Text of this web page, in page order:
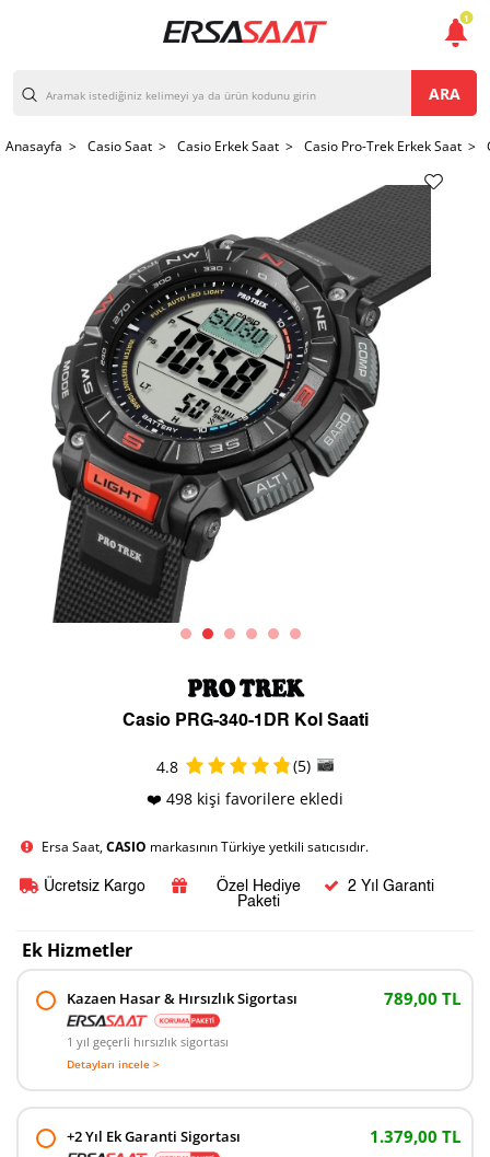
ARA
Anasayfa > Casio Saat > Casio Erkek Saat > Casio Pro-Trek Erkek Saat >
Casio PRG-340-1DR Kol Saati
4.8
(5)
❤️ 498 kişi favorilere ekledi
Ersa Saat,CASIO markasının Türkiye yetkili satıcısıdır.
Ücretsiz Kargo
Özel Hediye
Paketi
2 Yıl Garanti
Ek Hizmetler
Kazaen Hasar & Hırsızlık Sigortası 789,00 TL
1 yıl geçerli hırsızlık sigortası
Detayları incele >
+2 Yıl Ek Garanti Sigortası 1.379,00 TL
1